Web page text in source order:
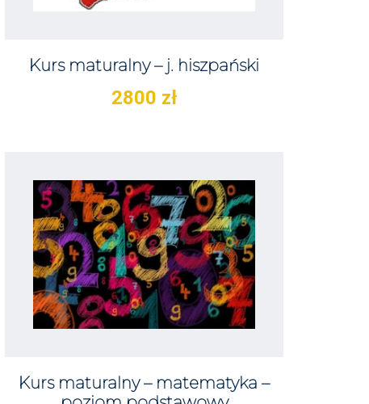
Kurs maturalny – j. hiszpański
2800 zł
Kurs maturalny – matematyka –